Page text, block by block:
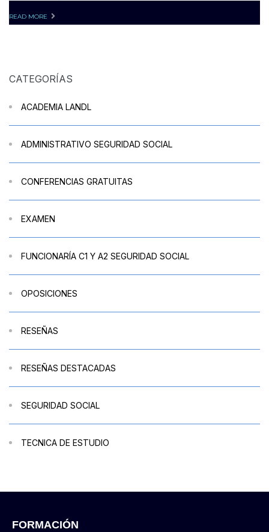
READ MORE
CATEGORÍAS
ACADEMIA LANDL
ADMINISTRATIVO SEGURIDAD SOCIAL
CONFERENCIAS GRATUITAS
EXAMEN
FUNCIONARÍA C1 Y A2 SEGURIDAD SOCIAL
OPOSICIONES
RESEÑAS
RESEÑAS DESTACADAS
SEGURIDAD SOCIAL
TECNICA DE ESTUDIO
FORMACIÓN